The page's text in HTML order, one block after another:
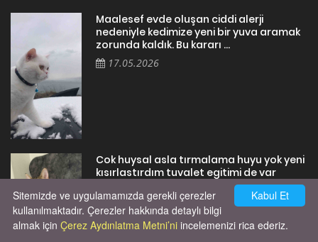
Maalesef evde oluşan ciddi alerji
nedeniyle kedimize yeni bir yuva aramak
zorunda kaldık. Bu kararı ...
17.05.2026
Cok huysal asla tırmalama huyu yok yeni
kısırlastırdım tuvalet egitimi de var
02.03.2026
Kabul Et
Sitemizde ve uygulamamızda gerekli çerezler
kullanılmaktadır. Çerezler hakkında detaylı bilgi
almak için Çerez Aydınlatma Metni’ni incelemenizi rica ederiz.